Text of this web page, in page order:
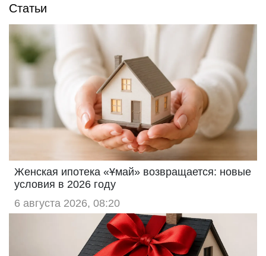
Статьи
Женская ипотека «Ұмай» возвращается: новые
условия в 2026 году
6 августа 2026, 08:20